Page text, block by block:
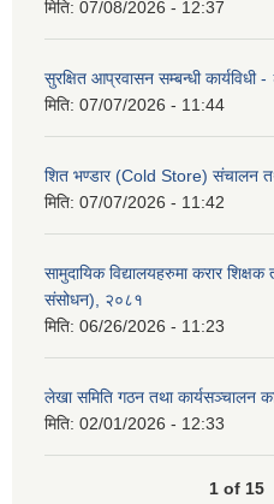
मिति: 07/08/2026 - 12:37
सुरक्षित आप्रवासन सम्बन्धी कार्यविधी
मिति: 07/07/2026 - 11:44
शित भण्डार (Cold Store) संचालन
मिति: 07/07/2026 - 11:42
सामुदायिक विद्यालयहरुमा करार शिक्षक
संसोधन), २०८१
मिति: 06/26/2026 - 11:23
लेखा समिति गठन तथा कार्यसञ्चालन
मिति: 02/01/2026 - 12:33
1 of 15